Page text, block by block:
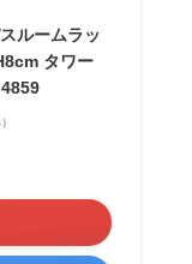
ルームラッ
タワー